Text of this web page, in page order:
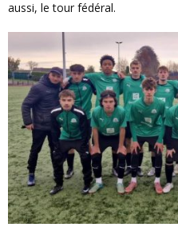
aussi, le tour fédéral.